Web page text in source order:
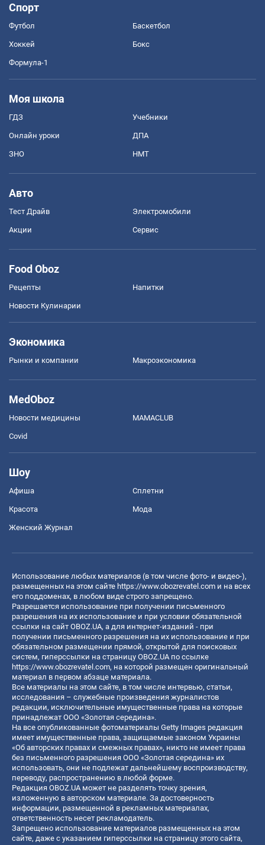
Спорт
Футбол Баскетбол
Хоккей Бокс
Формула-1
Моя школа
ГДЗ Учебники
Онлайн уроки ДПА
ЗНО НМТ
Авто
Тест Драйв Электромобили
Акции Сервис
Food Oboz
Рецепты Напитки
Новости Кулинарии
Экономика
Рынки и компании Mакроэкономика
MedOboz
Новости медицины MAMACLUB
Covid
Шоу
Афиша Сплетни
Красота Мода
Женский Журнал
Использование любых материалов (в том числе фото- и видео-),
размещенных на этом сайте https://www.obozrevatel.com и на всех
его поддоменах, в любом виде строго запрещено.
Разрешается использование при получении письменного
разрешения на их использование и при условии обязательной
ссылки на сайт OBOZ.UA, а для интернет-изданий - при
получении письменного разрешения на их использование и при
обязательном размещении прямой, открытой для поисковых
систем, гиперссылки на страницу OBOZ.UA по ссылке
https://www.obozrevatel.com, на которой размещен оригинальный
материал в первом абзаце материала.
Все материалы на этом сайте, в том числе интервью, статьи,
исследования – служебные произведения журналистов
редакции, исключительные имущественные права на которые
принадлежат ООО «Золотая середина».
На все опубликованные фотоматериалы Getty Images редакция
имеет имущественные права, защищаемые законом Украины
«Об авторских правах и смежных правах», никто не имеет права
без письменного разрешения ООО «Золотая середина» их
использовать, они не подлежат дальнейшему воспроизводству,
переводу, распространению в любой форме.
Редакция OBOZ.UA может не разделять точку зрения,
изложенную в авторском материале. За достоверность
информации, размещенной в рекламных материалах,
ответственность несет рекламодатель.
Запрещено использование материалов размещенных на этом
сайте, даже с указанием гиперссылки на страницу этого сайта,